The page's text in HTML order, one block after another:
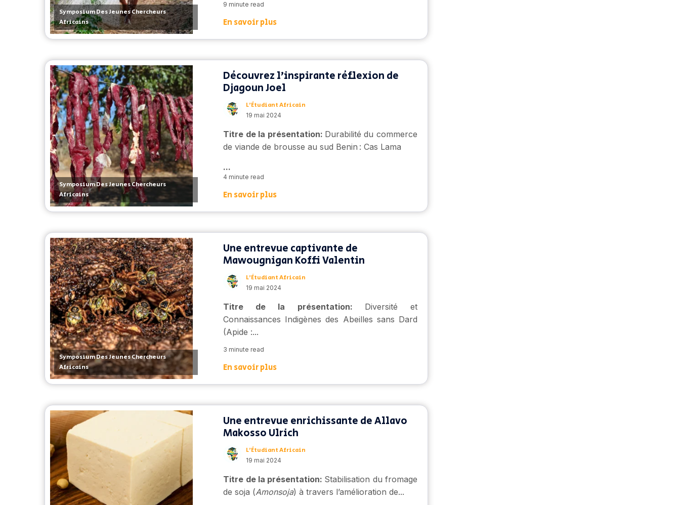
Symposium Des Jeunes Chercheurs
Africains
9 minute read
En savoir plus
Symposium Des Jeunes Chercheurs
Africains
Découvrez l’inspirante réflexion de
Djagoun Joel
L’Étudiant Africain
19 mai 2024
Titre de la présentation: Durabilité du commerce
de viande de brousse au sud Benin : Cas Lama
...
4 minute read
En savoir plus
Symposium Des Jeunes Chercheurs
Africains
Une entrevue captivante de
Mawougnigan Koffi Valentin
L’Étudiant Africain
19 mai 2024
Titre de la présentation: Diversité et
Connaissances Indigènes des Abeilles sans Dard
(Apide :...
3 minute read
En savoir plus
Une entrevue enrichissante de Allavo
Makosso Ulrich
L’Étudiant Africain
19 mai 2024
Titre de la présentation: Stabilisation du fromage
de soja (Amonsoja) à travers l’amélioration de...